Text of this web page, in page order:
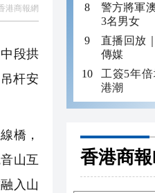
港商報網
段拱
杆安
橋，
山互
入山
警方將軍
3名男女
直播回放
傳媒
工簽5年
港潮
香港商